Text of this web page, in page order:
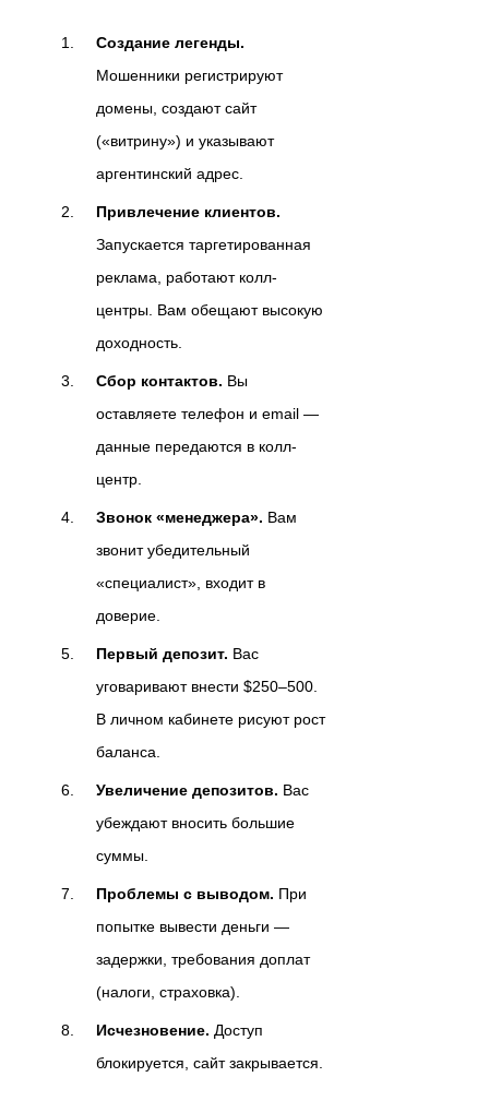
Создание легенды.
Мошенники регистрируют
домены, создают сайт
(«витрину») и указывают
аргентинский адрес.
Привлечение клиентов.
Запускается таргетированная
реклама, работают колл-
центры. Вам обещают высокую
доходность.
Сбор контактов. Вы
оставляете телефон и email —
данные передаются в колл-
центр.
Звонок «менеджера». Вам
звонит убедительный
«специалист», входит в
доверие.
Первый депозит. Вас
уговаривают внести $250–500.
В личном кабинете рисуют рост
баланса.
Увеличение депозитов. Вас
убеждают вносить большие
суммы.
Проблемы с выводом. При
попытке вывести деньги —
задержки, требования доплат
(налоги, страховка).
Исчезновение. Доступ
блокируется, сайт закрывается.